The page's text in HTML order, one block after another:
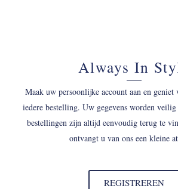
Always In
Maak uw persoonlijke account aan en
iedere bestelling. Uw gegevens worden veilig
bestellingen zijn altijd eenvoudig terug te
ontvangt u van ons een kleine
REGISTREREN